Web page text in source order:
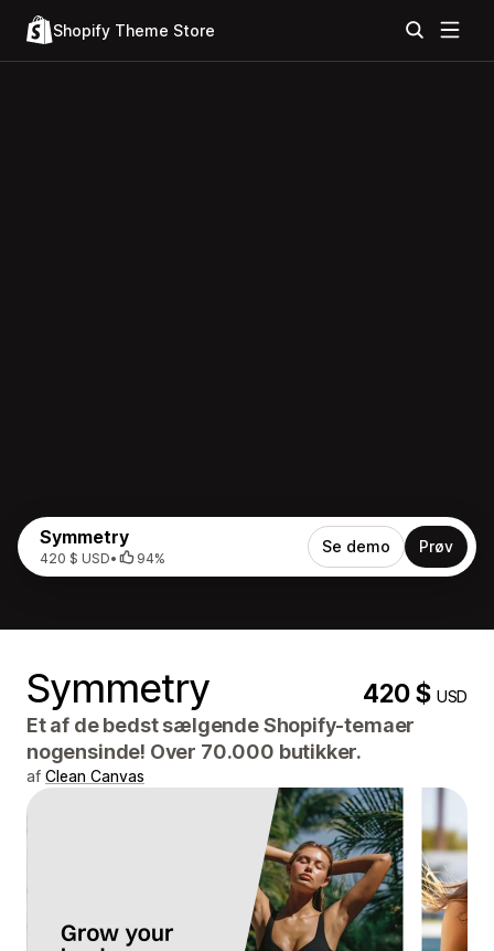
Shopify Theme Store
Symmetry
420 $ USD• 94%
Se demo Prøv
Symmetry 420 $USD
Et af de bedst sælgende Shopify-temaer
nogensinde! Over 70.000 butikker.
af Clean Canvas